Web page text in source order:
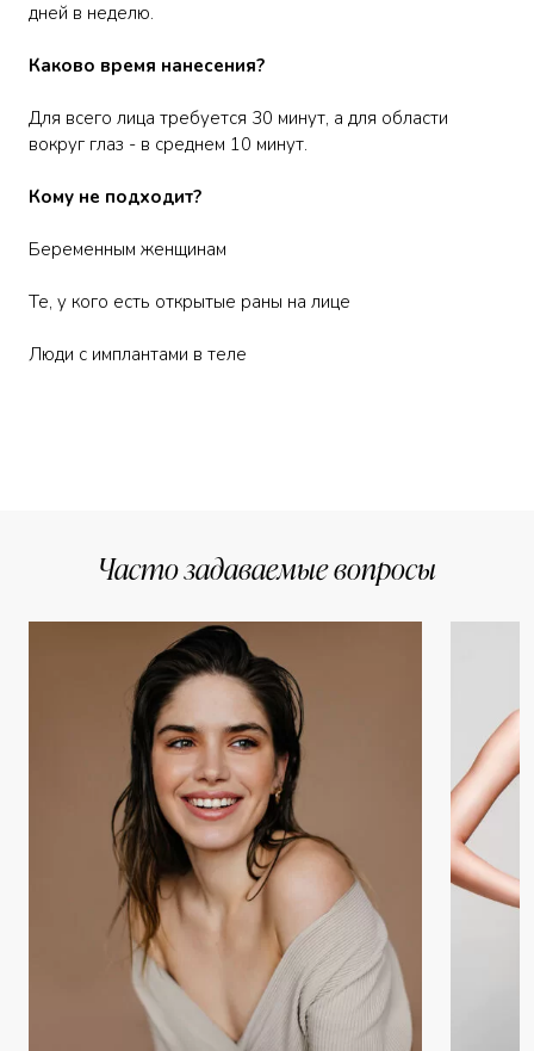
дней в неделю.
Каково время нанесения?
Для всего лица требуется 30 минут, а для области
вокруг глаз - в среднем 10 минут.
Кому не подходит?
Беременным женщинам
Те, у кого есть открытые раны на лице
Часто задаваемые вопросы